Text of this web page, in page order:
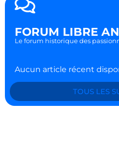
FORUM LIBRE
Le forum historique des
Aucun article récent
TOUS LES